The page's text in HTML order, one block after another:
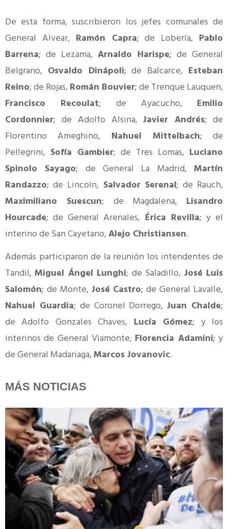
De esta forma, suscribieron los jefes comunales de
General Alvear, Ramón Capra; de Lobería, Pablo
Barrena; de Lezama, Arnaldo Harispe; de General
Belgrano, Osvaldo Dinápoli; de Balcarce, Esteban
Reino; de Rojas, Román Bouvier; de Trenque Lauquen,
Francisco Recoulat; de Ayacucho, Emilio
Cordonnier; de Adolfo Alsina,Javier Andrés; de
Florentino Ameghino, Nahuel Mittelbach; de
Pellegrini, Sofía Gambier; de Tres Lomas, Luciano
Spinolo Sayago; de General La Madrid,Martín
Randazzo; de Lincoln, Salvador Serenal; de Rauch,
Maximiliano Suescun; de Magdalena, Lisandro
Hourcade; de General Arenales, Érica Revilla; y el
interino de San Cayetano,Alejo Christiansen.
Además participaron de la reunión los intendentes de
Tandil,Miguel Ángel Lunghi; de Saladillo, José Luis
Salomón; de Monte, José Castro; de General Lavalle,
Nahuel Guardia; de Coronel Dorrego,Juan Chalde;
de Adolfo Gonzales Chaves, Lucía Gómez; y los
interinos de General Viamonte, Florencia Adamini; y
de General Madariaga,Marcos Jovanovic.
MÁS NOTICIAS